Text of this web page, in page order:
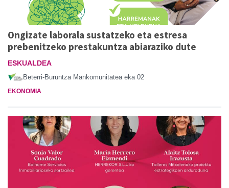
Ongizate laborala sustatzeko eta estresa
prebenitzeko prestakuntza abiaraziko dute
ESKUALDEA
Beterri-Buruntza Mankomunitatea eka 02
EKONOMIA